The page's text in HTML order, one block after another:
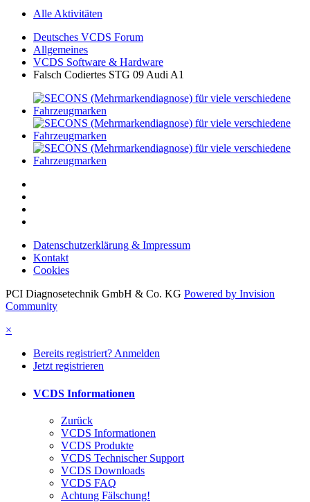
Alle Aktivitäten
Deutsches VCDS Forum
Allgemeines
VCDS Software & Hardware
Falsch Codiertes STG 09 Audi A1
Datenschutzerklärung & Impressum
Kontakt
Cookies
PCI Diagnosetechnik GmbH & Co. KG Powered by Invision
Community
×
Bereits registriert? Anmelden
Jetzt registrieren
VCDS Informationen
Zurück
VCDS Informationen
VCDS Produkte
VCDS Technischer Support
VCDS Downloads
VCDS FAQ
Achtung Fälschung!